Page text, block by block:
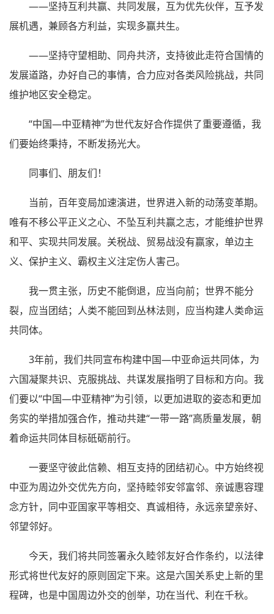
——坚持互利共赢、共同发展，互为优先伙伴，互予发
展机遇，兼顾各方利益，实现多赢共生。
——坚持守望相助、同舟共济，支持彼此走符合国情的
发展道路，办好自己的事情，合力应对各类风险挑战，共同
维护地区安全稳定。
“中国—中亚精神”为世代友好合作提供了重要遵循，我
们要始终秉持，不断发扬光大。
同事们、朋友们！
当前，百年变局加速演进，世界进入新的动荡变革期。
唯有不移公平正义之心、不坠互利共赢之志，才能维护世界
和平、实现共同发展。关税战、贸易战没有赢家，单边主
义、保护主义、霸权主义注定伤人害己。
我一贯主张，历史不能倒退，应当向前；世界不能分
裂，应当团结；人类不能回到丛林法则，应当构建人类命运
共同体。
3年前，我们共同宣布构建中国—中亚命运共同体，为
六国凝聚共识、克服挑战、共谋发展指明了目标和方向。我
们要以“中国—中亚精神”为引领，以更加进取的姿态和更加
务实的举措加强合作，推动共建“一带一路”高质量发展，朝
着命运共同体目标砥砺前行。
一要坚守彼此信赖、相互支持的团结初心。中方始终视
中亚为周边外交优先方向，坚持睦邻安邻富邻、亲诚惠容理
念方针，同中亚国家平等相交、真诚相待，永远亲望亲好、
邻望邻好。
今天，我们将共同签署永久睦邻友好合作条约，以法律
形式将世代友好的原则固定下来。这是六国关系史上新的里
程碑，也是中国周边外交的创举，功在当代、利在千秋。